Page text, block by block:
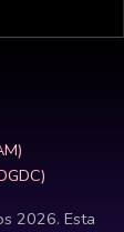
2026. Esta